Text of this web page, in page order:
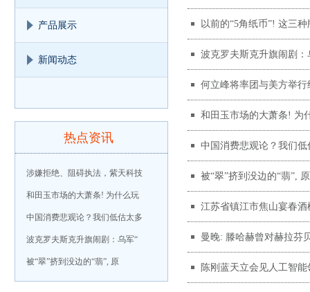
产品展示
新闻动态
热点资讯
涉嫌拒绝、阻碍执法，紫天科技
和田玉市场的大萧条! 为什么玩
中国消费悲观论？我们低估太多
波克罗夫斯克升旗闹剧：乌军“
被“翠”挤到没边的“翡”, 原
以前的“5角纸币”! 这三
波克罗夫斯克升旗闹剧
何立峰将率团与美方举行
和田玉市场的大萧条! 为
中国消费悲观论？我们
被“翠”挤到没边的“翡”,
江苏省镇江市焦山宴春酒
曼晚: 滕哈赫曾对赫拉芬
陈刚蓝天立会见人工智